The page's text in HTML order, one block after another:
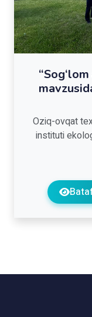
Oziq-ovqat
instituti